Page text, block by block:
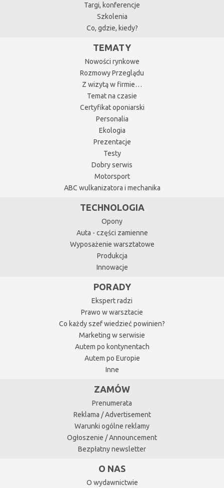
Targi, konferencje
Szkolenia
Co, gdzie, kiedy?
TEMATY
Nowości rynkowe
Rozmowy Przeglądu
Z wizytą w firmie…
Temat na czasie
Certyfikat oponiarski
Personalia
Ekologia
Prezentacje
Testy
Dobry serwis
Motorsport
ABC wulkanizatora i mechanika
TECHNOLOGIA
Opony
Auta - części zamienne
Wyposażenie warsztatowe
Produkcja
Innowacje
PORADY
Ekspert radzi
Prawo w warsztacie
Co każdy szef wiedzieć powinien?
Marketing w serwisie
Autem po kontynentach
Autem po Europie
Inne
ZAMÓW
Prenumerata
Reklama / Advertisement
Warunki ogólne reklamy
Ogłoszenie / Announcement
Bezpłatny newsletter
O NAS
O wydawnictwie